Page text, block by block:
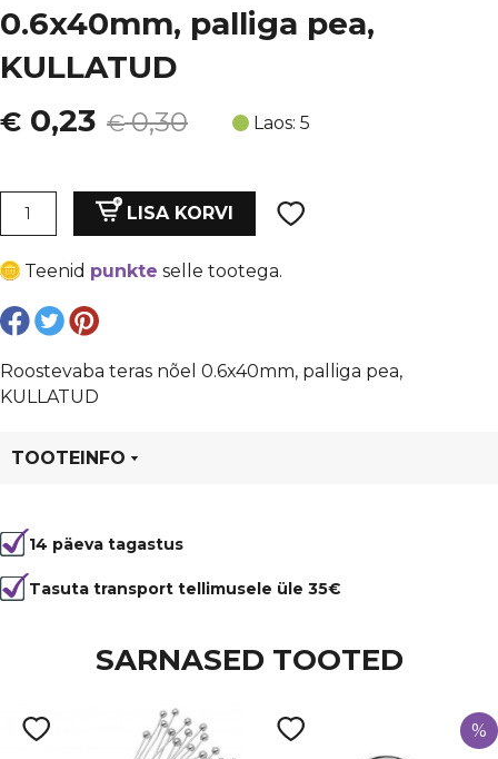
0.6x40mm, palliga pea,
KULLATUD
€0,30
Algne
oli:
€ 0,30.
€ 0,23
Current
is:
€ 0,23.
Laos: 5
Roostevaba
0.6x40mm,
palliga
pea,
kogus
LISA KORVI
Teenid punkte selle tootega.
Roostevaba teras nõel 0.6x40mm, palliga pea,
KULLATUD
TOOTEINFO
14 päeva tagastus
Tasuta transport tellimusele üle 35€
SARNASED TOOTED
%